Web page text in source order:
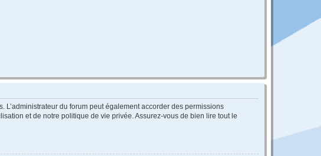
du forum peut également accorder des permissions
et de notre politique de vie privée. Assurez-vous de bien lire tout le